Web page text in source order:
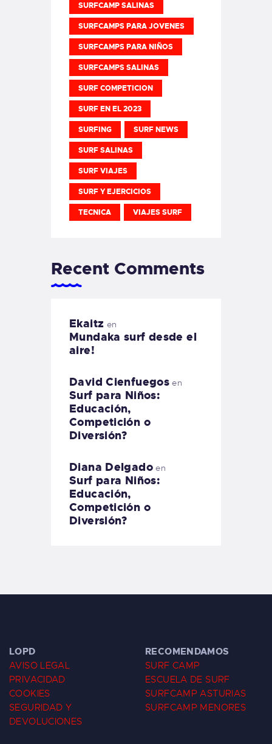
SURFCAMP SALINAS
SURFCAMPS PARA JOVENES
SURFCAMPS PARA NIÑOS
SURFCAMPS SALINAS
SURF COMPETICION
SURF EN EL 2023
SURFING SURF NEWS
SURF SALINAS
SURF VIAJES
SURF Y EJERCICIOS
TECNICA VIAJES SURF
Recent Comments
Ekaitz en
Mundaka surf desde el
aire!
David Cienfuegos en
Surf para Niños:
Educación,
Competición o
Diversión?
Diana Delgadoen
Surf para Niños:
Educación,
Competición o
Diversión?
LOPD
AVISO LEGAL
PRIVACIDAD
COOKIES
SEGURIDAD Y
DEVOLUCIONES
RECOMENDAMOS
SURF CAMP
ESCUELA DE SURF
SURFCAMP ASTURIAS
SURFCAMP MENORES